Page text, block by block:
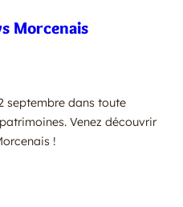
Morcenais
septembre dans toute
Venez découvrir
!